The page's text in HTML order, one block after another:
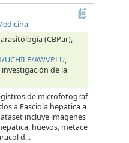
(CBPar),
AWVPLU,
de la
de microfotograf
a Fasciola hepatica a
incluye imágenes
huevos, metace
d...